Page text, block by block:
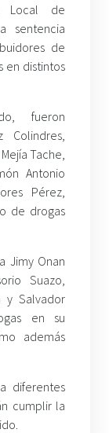
Local de
sentencia
de
en distintos
fueron
Colindres,
Tache,
Antonio
Pérez,
de drogas
Jimy Onan
Suazo,
y Salvador
en su
además
diferentes
cumplir la